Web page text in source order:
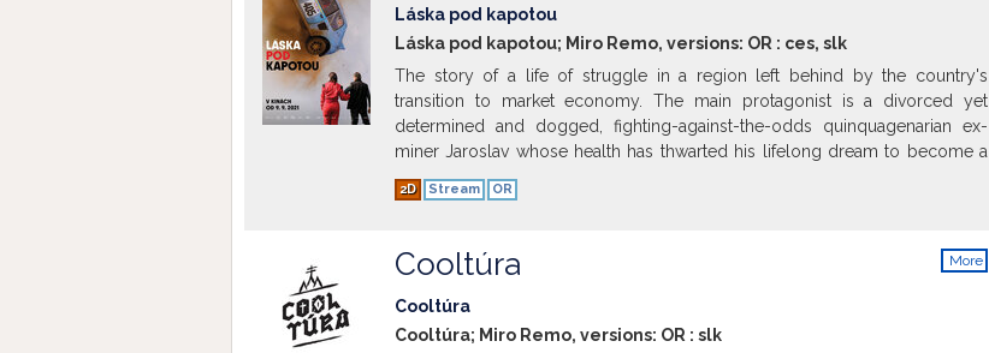
Láska pod kapotou
Láska pod kapotou; Miro Remo, versions: OR : ces, slk
The story of a life of struggle in a region left behind by the country's
transition to market economy. The main protagonist is a divorced yet
determined and dogged, fighting-against-the-odds quinquagenarian ex-
miner Jaroslav whose health has thwarted his lifelong dream to become a
racing driver. A new relationship with his childhood love Jitka brings
frustrated Jaroslav new hope for his personal life as well as his auto racing
mechanic than Jaroslav. Nevertheless, Jaroslav cannot get away from his
past and the shape of his new hope remains uncertain.
2D Stream OR
More
Cooltúra
Cooltúra
Cooltúra; Miro Remo, versions: OR : slk